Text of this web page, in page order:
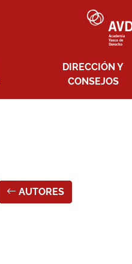
DIRECCIÓN Y
CONSEJOS
AUTORES